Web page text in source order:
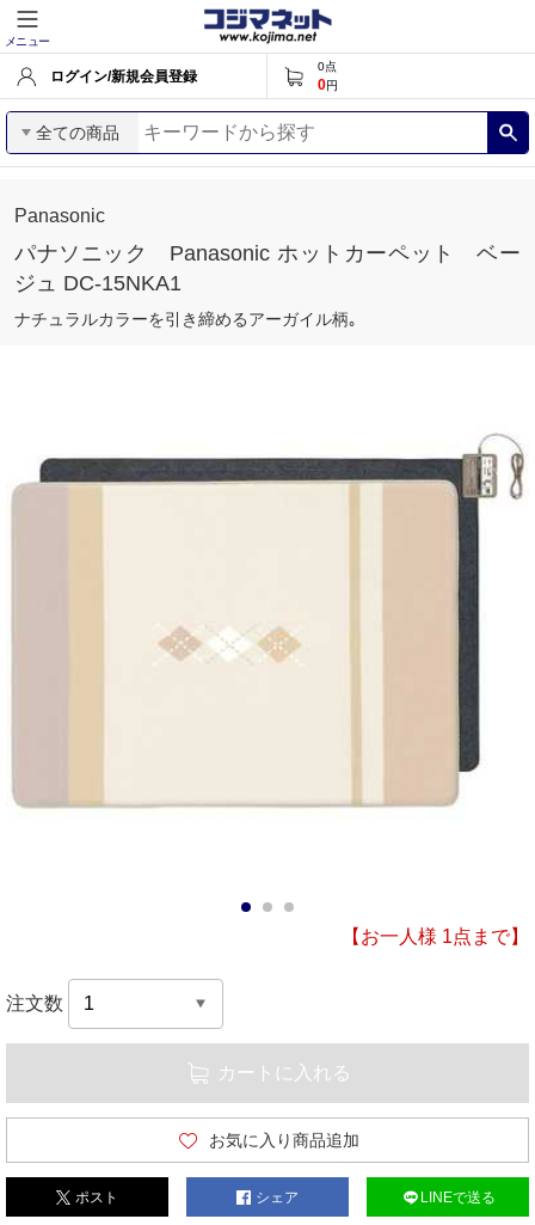
メニュー
ログイン/新規会員登録
0点
0円
全ての商品
Panasonic
パナソニック Panasonic ホットカーペット ベー
ジュ DC-15NKA1
ナチュラルカラーを引き締めるアーガイル柄｡
【お一人様 1点まで】
注文数
カートに入れる
お気に入り商品追加
ポスト シェア LINEで送る